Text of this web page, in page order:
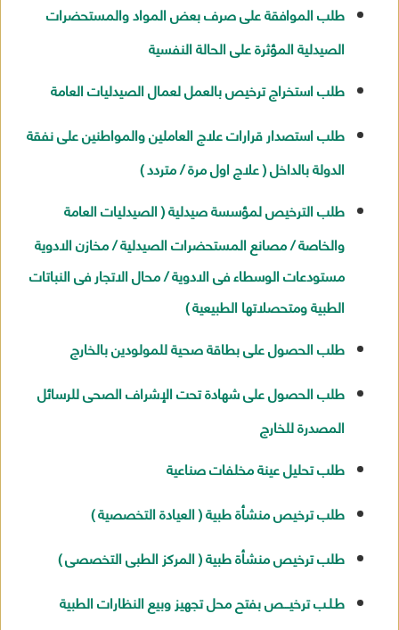
طلب الموافقة على صرف بعض المواد والمستحضرات
الصيدلية المؤثرة على الحالة النفسية
طلب استخراج ترخيص بالعمل لعمال الصيدليات العامة
طلب استصدار قرارات علاج العاملين والمواطنين على نفقة
الدولة بالداخل ( علاج اول مرة / متردد )
طلب الترخيص لمؤسسة صيدلية ( الصيدليات العامة
والخاصة / مصانع المستحضرات الصيدلية / مخازن الادوية
مستودعات الوسطاء فى الادوية / محال الاتجار فى النباتات
الطبية ومتحصلاتها الطبيعية )
طلب الحصول على بطاقة صحية للمولودين بالخارج
طلب الحصول على شهادة تحت الإشراف الصحى للرسائل
المصدرة للخارج
طلب تحليل عينة مخلفات صناعية
طلب ترخيص منشأة طبية ( العيادة التخصصية )
طلب ترخيص منشأة طبية ( المركز الطبى التخصصى )
طـلـب ترخيـــص بفتح محل تجهيز وبيع النظارات الطبية